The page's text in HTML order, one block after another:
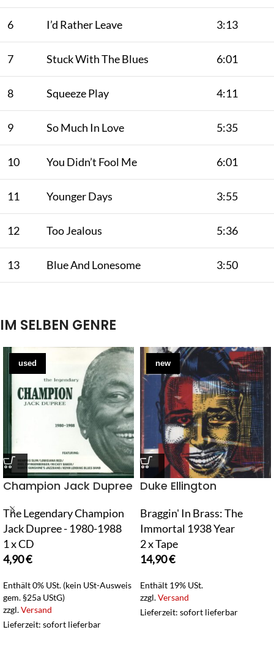
6 I’d Rather Leave 3:13
7 Stuck With The Blues 6:01
8 Squeeze Play 4:11
9 So Much In Love 5:35
10 You Didn’t Fool Me 6:01
11 Younger Days 3:55
12 Too Jealous 5:36
13 Blue And Lonesome 3:50
IM SELBEN GENRE
used
Champion Jack Dupree
The Legendary Champion
Jack Dupree - 1980-1988
1 x CD
4,90€
Enthält 0% USt. (kein USt-Ausweis
gem. §25a UStG)
zzgl.Versand
Lieferzeit: sofort lieferbar
new
Duke Ellington
Braggin' In Brass: The
Immortal 1938 Year
2 x Tape
14,90€
Enthält 19% USt.
zzgl.Versand
Lieferzeit: sofort lieferbar